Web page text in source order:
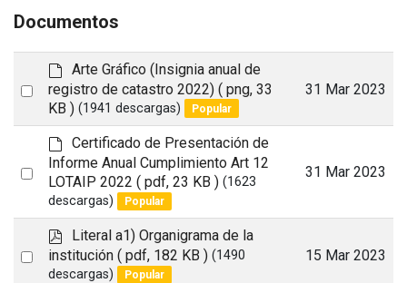
Documentos
Select
d
e
f
a
u
l
t
Arte Gráfico (Insignia anual de
registro de catastro 2022) ( png, 33
KB ) (1941 descargas) Popular
31 Mar 2023
Select
item
d
e
f
a
u
t
Certificado de Presentación de
Informe Anual Cumplimiento Art 12
LOTAIP 2022 ( pdf, 23 KB ) (1623
descargas)
Popular
31 Mar 2023
Select
p
d
f
Literal a1) Organigrama de la
institución ( pdf, 182 KB ) (1490
descargas)
Popular
15 Mar 2023